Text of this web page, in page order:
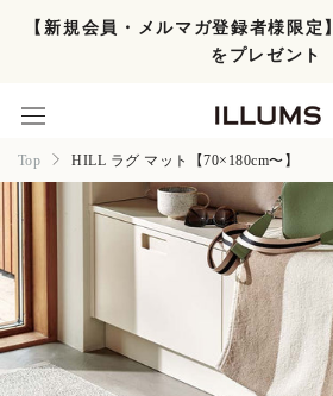
ン
に
動
る
【新規会員・メルマガ登録者様限
をプレゼント
Top HILL ラグ マット【70×180cm〜】